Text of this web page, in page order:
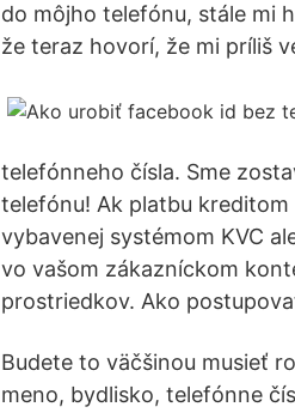
do môjho telefónu, stále mi
že teraz hovorí, že mi príliš
telefónneho čísla. Sme
telefónu! Ak platbu
vybavenej systémom KVC
vo vašom zákazníckom
prostriedkov. Ako
Budete to väčšinou musieť
meno, bydlisko, telefónne